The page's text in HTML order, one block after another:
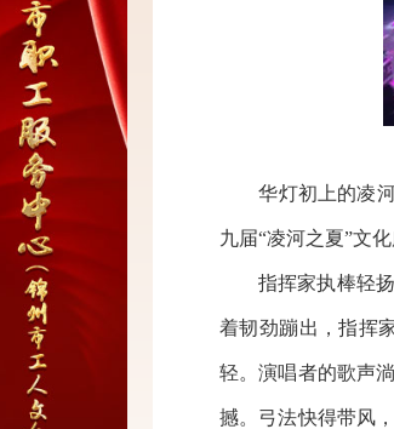
华灯初上的凌河
九届“凌河之夏”文
指挥家执棒轻扬
着韧劲蹦出，指挥
轻。演唱者的歌声
撼。弓法快得带风